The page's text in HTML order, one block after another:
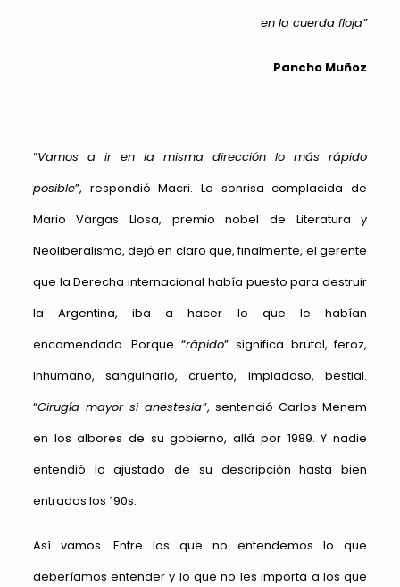
en la cuerda floja”
Pancho Muñoz
“Vamos a ir en la misma dirección lo más rápido
posible”, respondió Macri. La sonrisa complacida de
Mario Vargas Llosa, premio nobel de Literatura y
Neoliberalismo, dejó en claro que, finalmente, el gerente
que la Derecha internacional había puesto para destruir
la Argentina, iba a hacer lo que le habían
encomendado. Porque “rápido” significa brutal, feroz,
inhumano, sanguinario, cruento, impiadoso, bestial.
“Cirugía mayor si anestesia”, sentenció Carlos Menem
en los albores de su gobierno, allá por 1989. Y nadie
entendió lo ajustado de su descripción hasta bien
entrados los ´90s.
Así vamos. Entre los que no entendemos lo que
deberíamos entender y lo que no les importa a los que